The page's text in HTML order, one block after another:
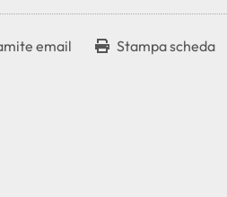
email Stampa scheda